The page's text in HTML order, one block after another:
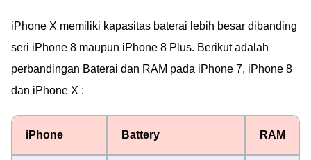
iPhone X memiliki kapasitas baterai lebih besar dibanding
seri iPhone 8 maupun iPhone 8 Plus. Berikut adalah
perbandingan Baterai dan RAM pada iPhone 7, iPhone 8
dan iPhone X :
iPhone Battery RAM